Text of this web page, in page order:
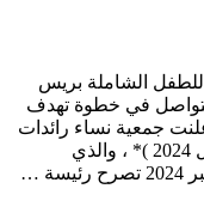
للطفل الشاملة بريس
في خطوة تهدف
جمعية نساء رائدات
للتنمية عن تنظيم *(الملتقى الثقافي للطفل 2024 )* ، والذي